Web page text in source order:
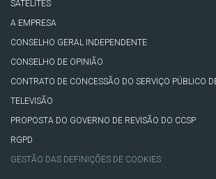
SATÉLITES
A EMPRESA
CONSELHO GERAL INDEPENDENTE
CONSELHO DE OPINIÃO
CONTRATO DE CONCESSÃO DO SERVIÇO PÚBLICO
TELEVISÃO
PROPOSTA DO GOVERNO DE REVISÃO DO CCSP
RGPD
GESTÃO DAS DEFINIÇÕES DE COOKIES